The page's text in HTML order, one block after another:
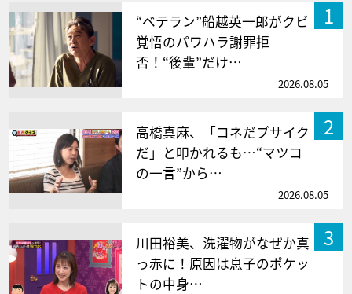
1
“ベテラン”船越英一郎がクビ
覚悟のパワハラ謝罪拒
否！“後輩”だけ…
2026.08.05
2
高橋真麻、「コネだブサイク
だ」と叩かれるも…“マツコ
の一言”から…
2026.08.05
3
川田裕美、洗濯物がなぜか真
っ赤に！原因は息子のポケッ
トの中身…